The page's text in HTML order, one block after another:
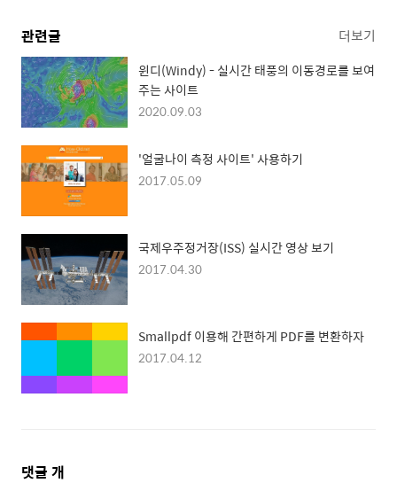
관련글 더보기
윈디(Windy) - 실시간 태풍의 이동경로를 보여
주는 사이트
2020.09.03
'얼굴나이 측정 사이트' 사용하기
2017.05.09
국제우주정거장(ISS) 실시간 영상 보기
2017.04.30
Smallpdf 이용해 간편하게 PDF를 변환하자
2017.04.12
댓
댓글 개